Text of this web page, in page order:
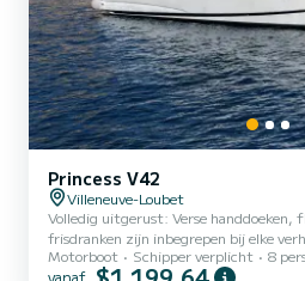
Princess V42
Villeneuve-Loubet
Volledig uitgerust: Verse handdoeken,
frisdranken zijn inbegrepen bij elke verhuur.
Waterspeelgoed Voor degenen die de
Motorboot Schipper verplicht 8